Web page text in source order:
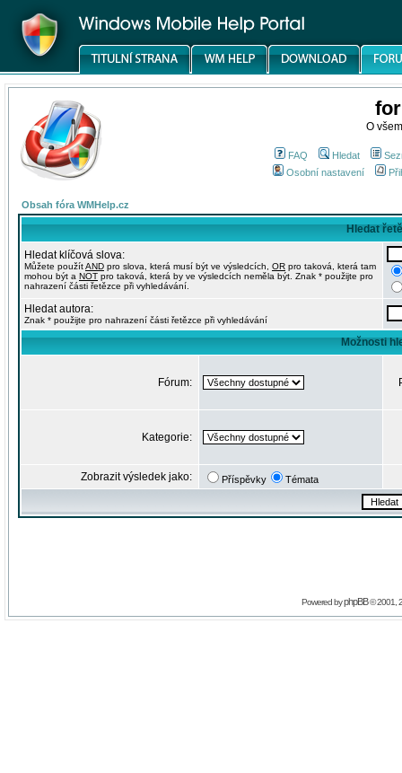
O
FAQ Hledat
Osobní nastavení
Obsah fóra WMHelp.cz
Hledat
Hledat klíčová slova:
Můžete použítAND pro slova, která musí být ve výsledcích, OR pro taková, která tam
mohou být a NOT pro taková, která by ve výsledcích neměla být. Znak * použijte pro
nahrazení části řetězce při vyhledávání.
Hledat autora:
Znak * použijte pro nahrazení části řetězce při vyhledávání
Možnosti
Fórum:
Kategorie:
Zobrazit výsledek jako: Příspěvky Témata
Powered byphpBB© 2001,